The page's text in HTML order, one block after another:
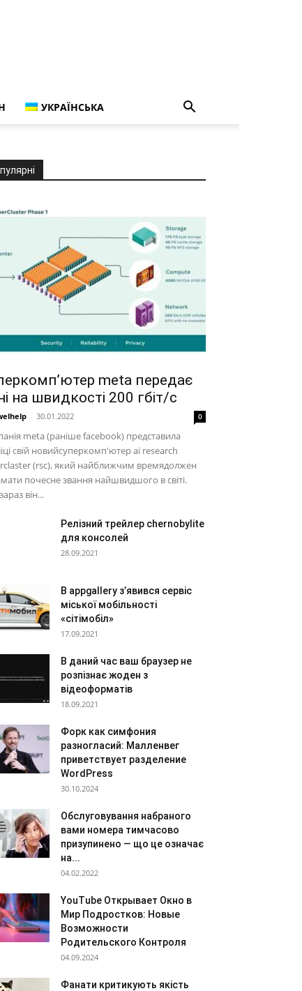
УКРАЇНСЬКА
meta передає
на швидкості 200 гбіт/с
- 30.01.2022 0
meta (раніше facebook) представила
свій новийсуперкомп'ютер ai research
(rsc), який найближчим времядолжен
почесне звання найшвидшого в світі.
він...
Релізний трейлер chernobylite
для консолей
28.09.2021
В appgallery з’явився сервіс
міської мобільності
«сітімобіл»
17.09.2021
В даний час ваш браузер не
розпізнає жоден з
відеоформатів
18.09.2021
Форк как симфония
разногласий: Малленвег
приветствует разделение
WordPress
30.10.2024
Обслуговування набраного
вами номера тимчасово
призупинено — що це означає
на...
04.02.2022
YouTube Открывает Окно в
Мир Подростков: Новые
Возможности
Родительского Контроля
04.09.2024
Фанати критикують якість